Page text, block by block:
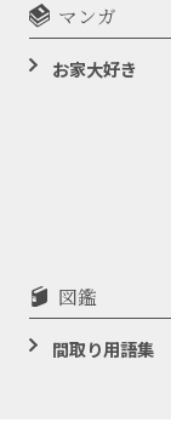
マンガ
お家大好き
図鑑
間取り用語集